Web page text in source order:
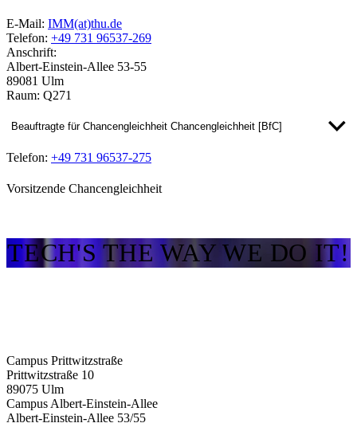
E-Mail: IMM(at)thu.de
Telefon: +49 731 96537-269
Anschrift:
Albert-Einstein-Allee 53-55
89081 Ulm
Raum: Q271
Beauftragte für Chancengleichheit Chancengleichheit [BfC]
Telefon: +49 731 96537-275
Vorsitzende Chancengleichheit
TECH'S THE WAY WE DO IT!
Campus Prittwitzstraße
Prittwitzstraße 10
89075 Ulm
Campus Albert-Einstein-Allee
Albert-Einstein-Allee 53/​55